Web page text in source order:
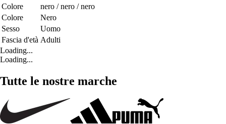
Colore
nero / nero / nero
Colore
Nero
Sesso
Uomo
Fascia d'età Adulti
Loading...
Loading...
Tutte le nostre marche